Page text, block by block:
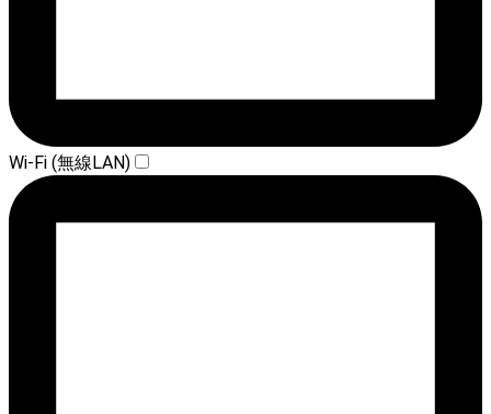
Wi-Fi (無線LAN)